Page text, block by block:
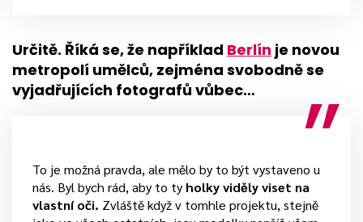
Určitě. Říká se, že například Berlín je novou
metropolí umělců, zejména svobodně se
vyjadřujících fotografů vůbec…
To je možná pravda, ale mělo by to být vystaveno u
nás. Byl bych rád, aby to ty holky viděly viset na
vlastní oči. Zvláště když v tomhle projektu, stejně